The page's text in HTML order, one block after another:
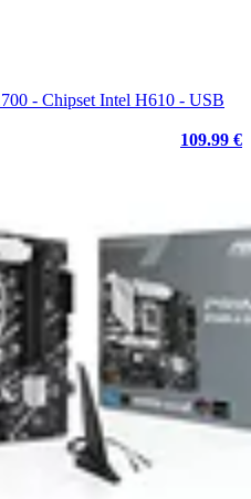
- Chipset Intel H610 - USB
109.99 €